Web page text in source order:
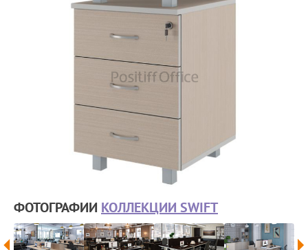
ФОТОГРАФИИ КОЛЛЕКЦИИ SWIFT